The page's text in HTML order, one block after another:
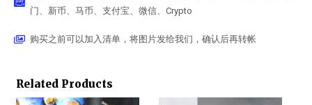
门、新币、马币、支付宝、微信、Crypto
购买之前可以加入清单，将图片发给我们，确认后再转帐
Related Products